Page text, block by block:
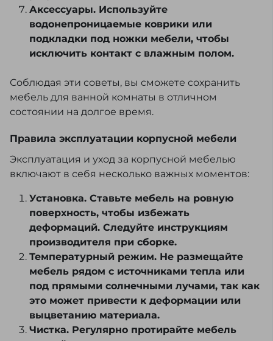
Аксессуары. Используйте
водонепроницаемые коврики или
подкладки под ножки мебели, чтобы
исключить контакт с влажным полом.
Соблюдая эти советы, вы сможете сохранить
мебель для ванной комнаты в отличном
состоянии на долгое время.
Правила эксплуатации корпусной мебели
Эксплуатация и уход за корпусной мебелью
включают в себя несколько важных моментов:
Установка. Ставьте мебель на ровную
поверхность, чтобы избежать
деформаций. Следуйте инструкциям
производителя при сборке.
Температурный режим. Не размещайте
мебель рядом с источниками тепла или
под прямыми солнечными лучами, так как
это может привести к деформации или
выцветанию материала.
Чистка. Регулярно протирайте мебель